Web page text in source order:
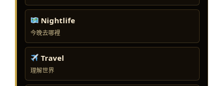
Nightlife
今晚去哪裡
Travel
理解世界